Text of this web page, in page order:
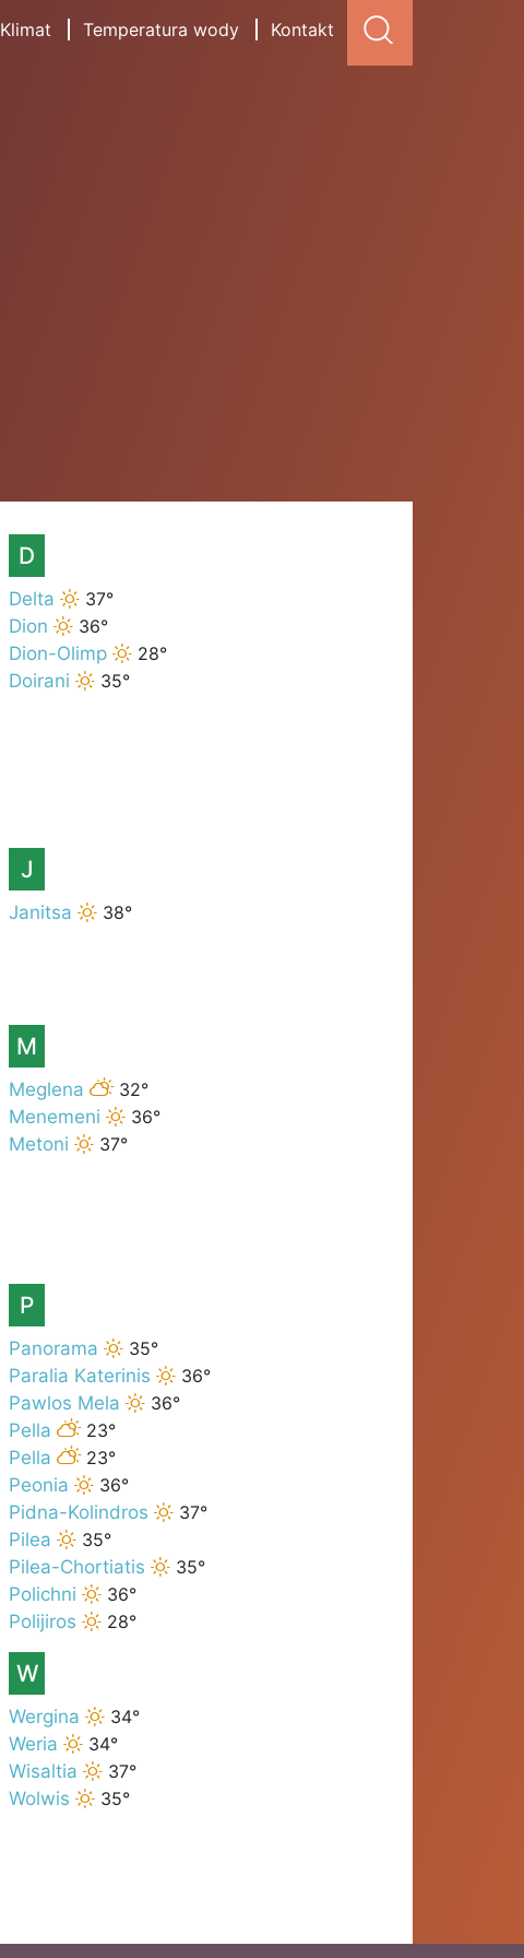
Klimat Temperatura wody Kontakt
D
Delta
37°
Dion
36°
Dion-Olimp
28°
Doirani
35°
J
Janitsa 38°
M
Meglena
32°
Menemeni
36°
Metoni
37°
P
Panorama
35°
Paralia Katerinis
36°
Pawlos Mela
36°
Pella
23°
Pella
23°
Peonia
36°
Pidna-Kolindros
37°
Pilea
35°
Pilea-Chortiatis
35°
Polichni
36°
Polijiros
28°
W
Wergina
34°
Weria
34°
Wisaltia
37°
Wolwis
35°